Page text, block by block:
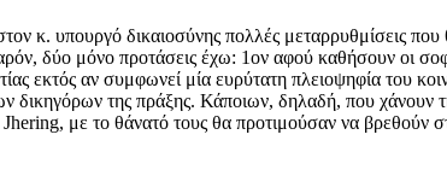
κ. υπουργό δικαιοσύνης πολλές μεταρρυθμίσεις
δύο μόνο προτάσεις έχω: 1ον αφού καθήσουν οι
εκτός αν συμφωνεί μία ευρύτατη πλειοψηφία του
δικηγόρων της πράξης. Κάποιων, δηλαδή, που χάνουν
με το θάνατό τους θα προτιμούσαν να βρεθούν